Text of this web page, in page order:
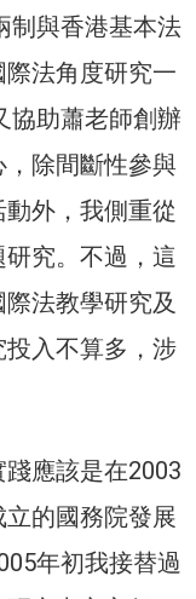
制與香港基本法
法角度研究一
協助蕭老師創辦
除間斷性參與
外，我側重從
究。不過，這
法教學研究及
入不算多，涉
應該是在2003
的國務院發展
年初我接替過